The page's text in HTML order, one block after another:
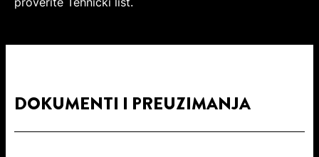
DOKUMENTI I PREUZIMANJA